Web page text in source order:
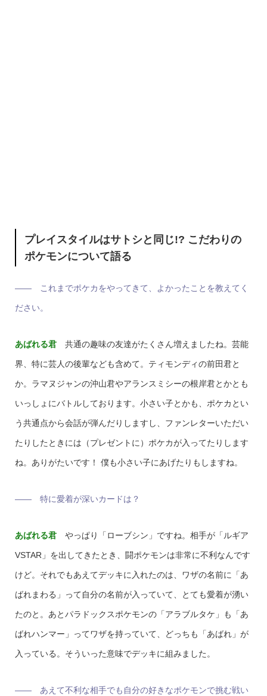
プレイスタイルはサトシと同じ!? こだわりの
ポケモンについて語る
―― これまでポケカをやってきて、よかったことを教えてく
ださい。
あばれる君共通の趣味の友達がたくさん増えましたね。芸能
界、特に芸人の後輩なども含めて。ティモンディの前田君と
か。ラマヌジャンの沖山君やアランスミシーの根岸君とかとも
いっしょにバトルしております。小さい子とかも、ポケカとい
う共通点から会話が弾んだりしますし、ファンレターいただい
たりしたときには（プレゼントに）ポケカが入ってたりします
ね。ありがたいです！ 僕も小さい子にあげたりもしますね。
―― 特に愛着が深いカードは？
あばれる君やっぱり「ローブシン」ですね。相手が「ルギア
VSTAR」を出してきたとき、闘ポケモンは非常に不利なんです
けど。それでもあえてデッキに入れたのは、ワザの名前に「あ
ばれまわる」って自分の名前が入っていて、とても愛着が湧い
たのと。あとパラドックスポケモンの「アラブルタケ」も「あ
ばれハンマー」ってワザを持っていて、どっちも「あばれ」が
入っている。そういった意味でデッキに組みました。
―― あえて不利な相手でも自分の好きなポケモンで挑む戦い